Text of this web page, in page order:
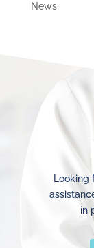
News
Looking
in